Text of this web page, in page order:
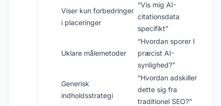
Viser kun forbedringer
i placeringer
“Vis mig AI-
citationsdata
specifikt”
Uklare målemetoder
“Hvordan sporer I
præcist AI-
synlighed?”
Generisk
indholdsstrategi
“Hvordan adskiller
dette sig fra
traditionel SEO?”